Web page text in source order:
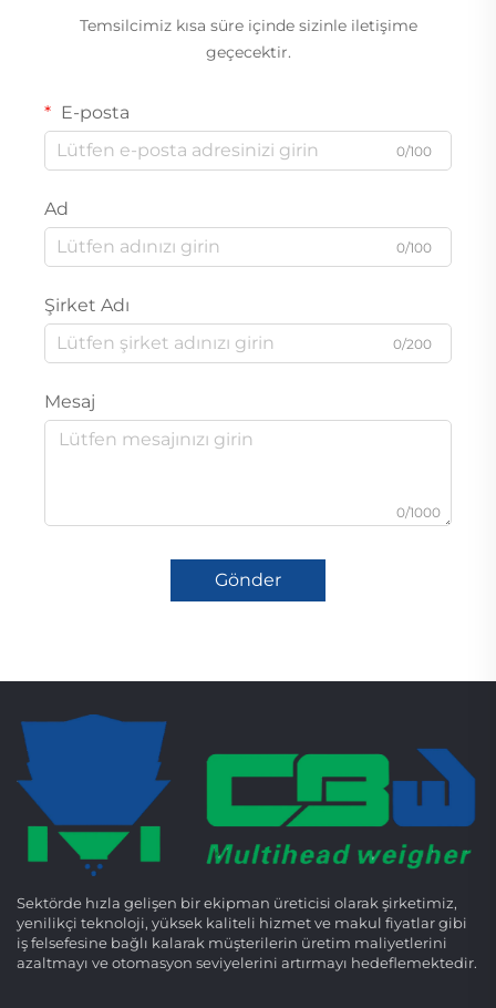
Temsilcimiz kısa süre içinde sizinle iletişime
geçecektir.
E-posta
0/100
Ad
0/100
Şirket Adı
0/200
Mesaj
0/1000
Gönder
Sektörde hızla gelişen bir ekipman üreticisi olarak şirketimiz,
yenilikçi teknoloji, yüksek kaliteli hizmet ve makul fiyatlar gibi
iş felsefesine bağlı kalarak müşterilerin üretim maliyetlerini
azaltmayı ve otomasyon seviyelerini artırmayı hedeflemektedir.